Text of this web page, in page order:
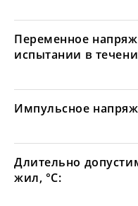
Переменное
испытании в
Импульсное
Длительно
жил, °С: